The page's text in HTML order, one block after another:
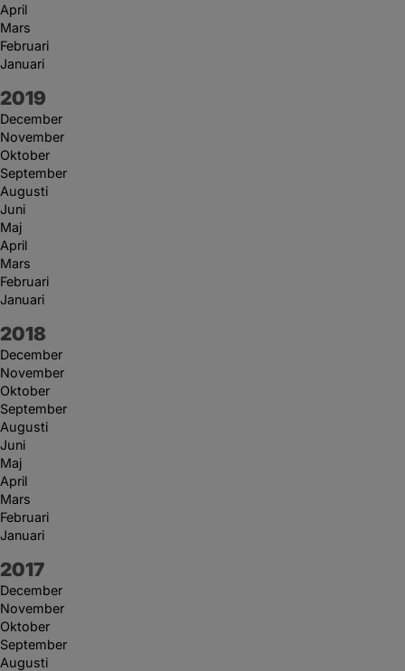
April
Mars
Februari
Januari
År:
2019
December
November
Oktober
September
Augusti
Juni
Maj
April
Mars
Februari
Januari
År:
2018
December
November
Oktober
September
Augusti
Juni
Maj
April
Mars
Februari
Januari
År:
2017
December
November
Oktober
September
Augusti